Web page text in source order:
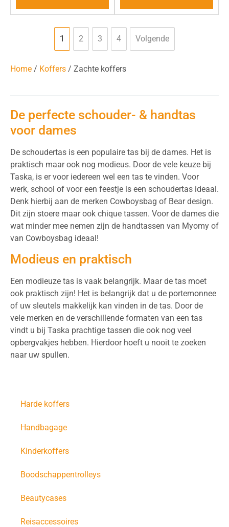
Harde koffers
Handbagage
Kinderkoffers
Boodschappentrolleys
Beautycases
Reisaccessoires
1 2 3 4 Volgende
Home / Koffers / Zachte koffers
De perfecte schouder- & handtas
voor dames
De schoudertas is een populaire tas bij de dames. Het is
praktisch maar ook nog modieus. Door de vele keuze bij
Taska, is er voor iedereen wel een tas te vinden. Voor
werk, school of voor een feestje is een schoudertas ideaal.
Denk hierbij aan de merken Cowboysbag of Bear design.
Dit zijn stoere maar ook chique tassen. Voor de dames die
wat minder mee nemen zijn de handtassen van Myomy of
van Cowboysbag ideaal!
Modieus en praktisch
Een modieuze tas is vaak belangrijk. Maar de tas moet
ook praktisch zijn! Het is belangrijk dat u de portemonnee
of uw sleutels makkelijk kan vinden in de tas. Door de
vele merken en de verschillende formaten van een tas
vindt u bij Taska prachtige tassen die ook nog veel
opbergvakjes hebben. Hierdoor hoeft u nooit te zoeken
naar uw spullen.